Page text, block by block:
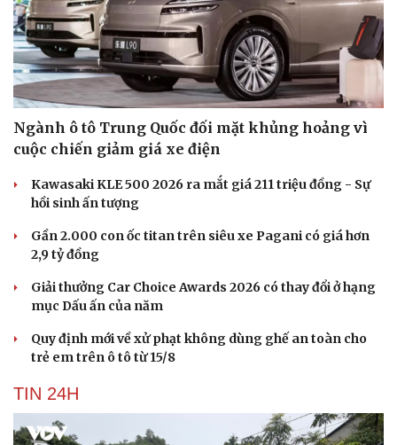
Cải chính
Ngành ô tô Trung Quốc đối mặt khủng hoảng vì
cuộc chiến giảm giá xe điện
Kawasaki KLE 500 2026 ra mắt giá 211 triệu đồng - Sự
hồi sinh ấn tượng
Gần 2.000 con ốc titan trên siêu xe Pagani có giá hơn
2,9 tỷ đồng
Giải thưởng Car Choice Awards 2026 có thay đổi ở hạng
mục Dấu ấn của năm
Quy định mới về xử phạt không dùng ghế an toàn cho
trẻ em trên ô tô từ 15/8
TIN 24H